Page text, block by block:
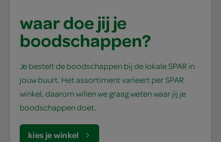
waar doe jij je
boodschappen?
Je bestelt de boodschappen bij de lokale SPAR in
jouw buurt. Het assortiment varieert per SPAR
winkel, daarom willen we graag weten waar jij je
boodschappen doet.
kies je winkel